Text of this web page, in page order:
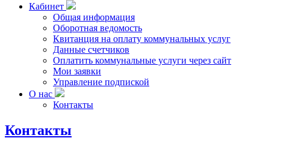
Кабинет
Общая информация
Оборотная ведомость
Квитанция на оплату коммунальных услуг
Данные счетчиков
Оплатить коммунальные услуги через сайт
Мои заявки
Управление подпиской
О нас
Контакты
Контакты